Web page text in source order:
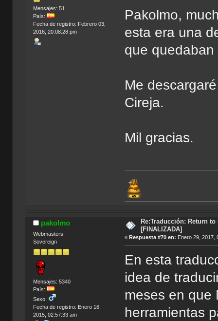
Mensajes: 51
País:
Fecha de registro: Febrero 03,
2016, 20:08:28 pm
Pakolmo,
esta era una
que
Me
Cireja.
Mil gracias.
pakolmo
Webmasters
Sovereign
Mensajes: 5340
País:
Sexo:
Fecha de registro: Enero 16,
2015, 02:57:33 am
Re:Traducción: Return
[FINALIZADA]
«Respuesta #70 en: Enero 29, 2017,
En esta
idea de
meses en que
herramientas